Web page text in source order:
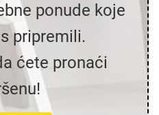
ponude koje
pripremili.
ćete pronaći